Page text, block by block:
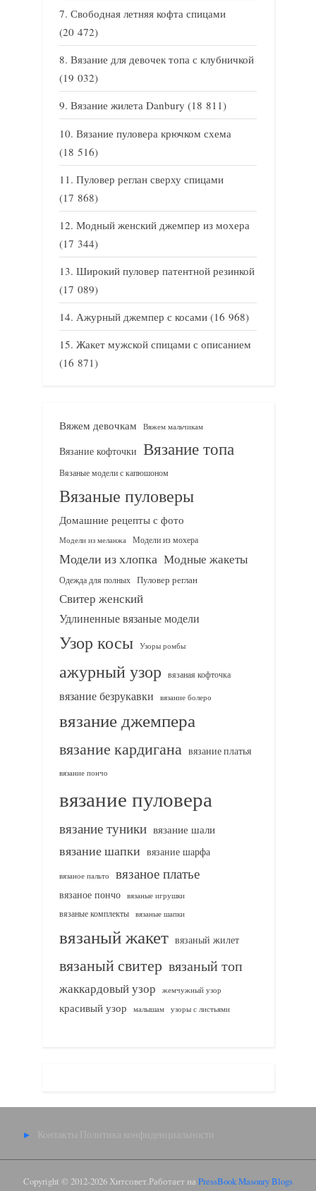
Свободная летняя кофта спицами
(20 472)
Вязание для девочек топа с клубничкой
(19 032)
Вязание жилета Danbury (18 811)
Вязание пуловера крючком схема
(18 516)
Пуловер реглан сверху спицами
(17 868)
Модный женский джемпер из мохера
(17 344)
Широкий пуловер патентной резинкой
(17 089)
Ажурный джемпер с косами (16 968)
Жакет мужской спицами с описанием
(16 871)
Вяжем девочкам Вяжем мальчикам
Вязание кофточки Вязание топа
Вязаные модели с капюшоном
Вязаные пуловеры
Домашние рецепты с фото
Модели из меланжа Модели из мохера
Модели из хлопка Модные жакеты
Одежда для полных Пуловер реглан
Свитер женский
Удлиненные вязаные модели
Узор косы Узоры ромбы
ажурный узор вязаная кофточка
вязание безрукавки вязание болеро
вязание джемпера
вязание кардигана вязание платья
вязание пончо
вязание пуловера
вязание туники вязание шали
вязание шапки вязание шарфа
вязаное пальто вязаное платье
вязаное пончо вязаные игрушки
вязаные комплекты
вязаные шапки
вязаный жакет вязаный жилет
вязаный свитер вязаный топ
жаккардовый узор жемчужный узор
красивый узор малышам узоры с листьями
Контакты Политика конфиденциальности
Copyright © 2012-2026 Хитсовет.Работает на PressBook Masonry Blogs